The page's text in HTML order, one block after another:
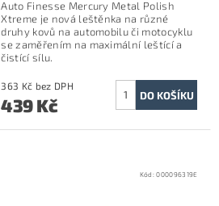
Auto Finesse Mercury Metal Polish
Xtreme je nová leštěnka na různé
druhy kovů na automobilu či motocyklu
se zaměřením na maximální leštící a
čistící sílu.
363 Kč bez DPH
439 Kč
Kód:000096319E